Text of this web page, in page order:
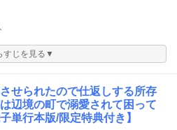
すじを見る▼
せられたので仕返しする所存
辺境の町で溺愛されて困って
単行本版/限定特典付き】